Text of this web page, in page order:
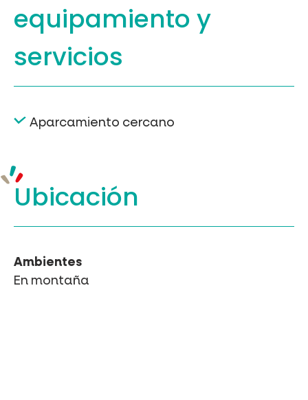
equipamientoy
servicios
Aparcamiento cercano
Ubicación
Ambientes
En montaña